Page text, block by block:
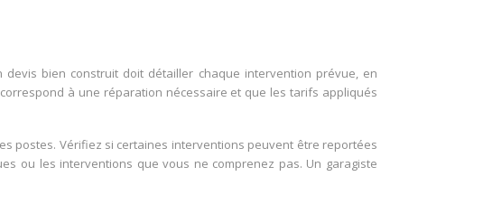
bien construit doit détailler chaque intervention prévue, en
à une réparation nécessaire et que les tarifs appliqués
postes. Vérifiez si certaines interventions peuvent être reportées
ou les interventions que vous ne comprenez pas. Un garagiste